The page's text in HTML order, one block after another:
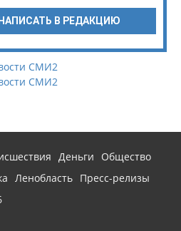
НАПИСАТЬ В РЕДАКЦИЮ
СМИ2
СМИ2
Деньги
Общество
Ленобласть Пресс-релизы